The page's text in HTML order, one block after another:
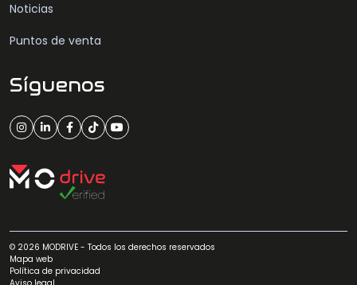
Noticias
Puntos de venta
Síguenos
© 2026 MODRIVE - Todos los derechos reservados
Mapa web
Política de privacidad